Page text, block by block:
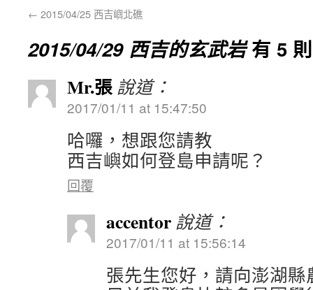
← 2015/04/25 西吉嶼北礁
2015/04/29 西吉的玄武岩有 5
Mr.張 說道：
2017/01/11 at 15:47:50
哈囉，想跟您請教
西吉嶼如何登島申請呢？
回覆
accentor 說道：
2017/01/11 at 15:56:14
張先生您好，請向澎湖